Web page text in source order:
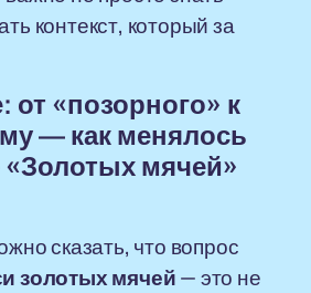
контекст, который за
от «позорного» к
— как менялось
«Золотых мячей»
сказать, что вопрос
золотых мячей— это не